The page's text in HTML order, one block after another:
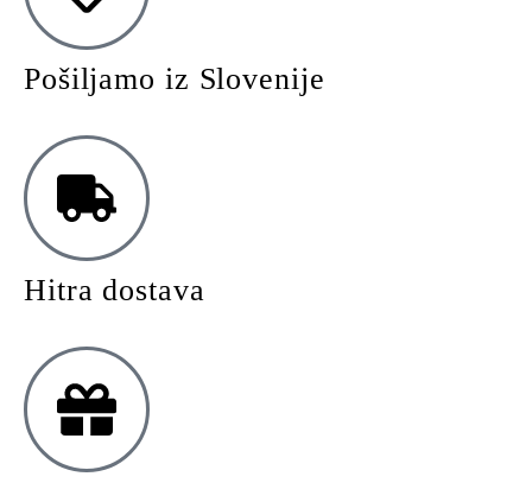
Pošiljamo iz Slovenije
Hitra dostava